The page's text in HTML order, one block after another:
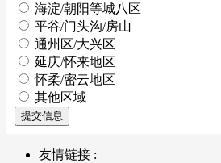
海淀/朝阳等城八区
平谷/门头沟/房山
通州区/大兴区
延庆/怀来地区
怀柔/密云地区
其他区域
提交信息
友情链接 :